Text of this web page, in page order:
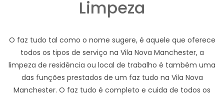
Limpeza
O faz tudo tal como o nome sugere, é aquele que oferece
todos os tipos de serviço na Vila Nova Manchester, a
limpeza de residência ou local de trabalho é também uma
das funções prestados de um faz tudo na Vila Nova
Manchester. O faz tudo é completo e cuida de todos os